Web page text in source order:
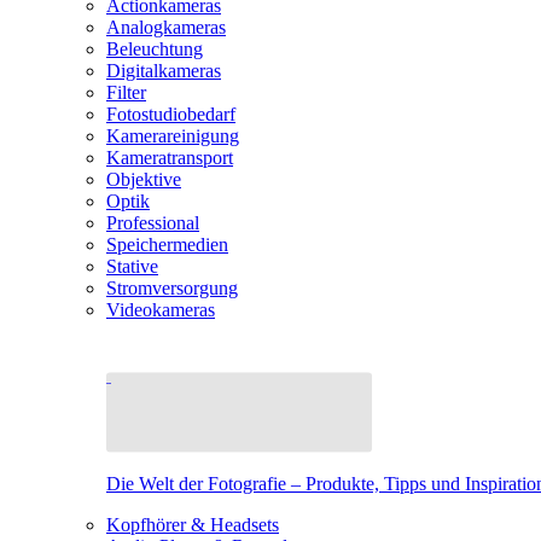
Actionkameras
Analogkameras
Beleuchtung
Digitalkameras
Filter
Fotostudiobedarf
Kamerareinigung
Kameratransport
Objektive
Optik
Professional
Speichermedien
Stative
Stromversorgung
Videokameras
Die Welt der Fotografie – Produkte, Tipps und
Kopfhörer & Headsets